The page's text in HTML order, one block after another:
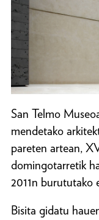
San Telmo
mendetako
pareten artean,
domingotarretik
2011n burututako
Bisita gidatu